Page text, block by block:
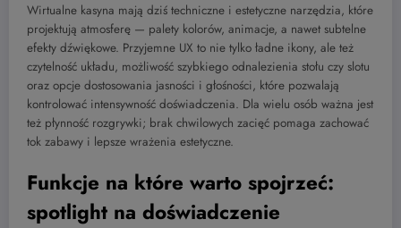
Wirtualne kasyna mają dziś techniczne i estetyczne narzędzia, które
projektują atmosferę — palety kolorów, animacje, a nawet subtelne
efekty dźwiękowe. Przyjemne UX to nie tylko ładne ikony, ale też
czytelność układu, możliwość szybkiego odnalezienia stołu czy slotu
oraz opcje dostosowania jasności i głośności, które pozwalają
kontrolować intensywność doświadczenia. Dla wielu osób ważna jest
też płynność rozgrywki; brak chwilowych zacięć pomaga zachować
tok zabawy i lepsze wrażenia estetyczne.
Funkcje na które warto spojrzeć:
spotlight na doświadczenie